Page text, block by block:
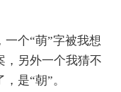
个“萌”字被我想
，另外一个我猜不
是“朝”。